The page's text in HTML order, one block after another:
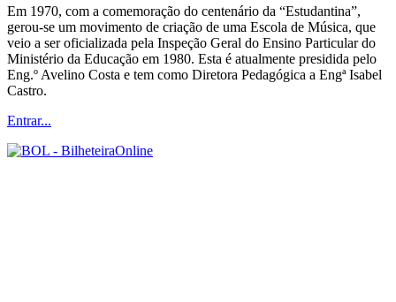
Em 1970, com a comemoração do centenário da “Estudantina”,
gerou-se um movimento de criação de uma Escola de Música, que
veio a ser oficializada pela Inspeção Geral do Ensino Particular do
Ministério da Educação em 1980. Esta é atualmente presidida pelo
Eng.º Avelino Costa e tem como Diretora Pedagógica a Engª Isabel
Castro.
Entrar...